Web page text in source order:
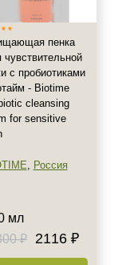
пенка
чувствительной
с пробиотиками
- Biotime
cleansing
for sensitive
, Россия
мл
₽
2116 ₽